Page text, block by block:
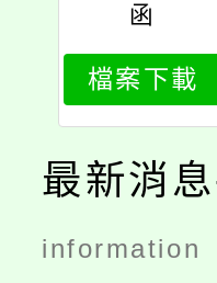
函
檔案下載
最新消
information